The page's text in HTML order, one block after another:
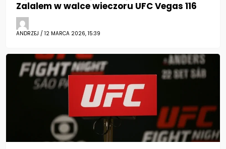
Zalalem w walce wieczoru UFC Vegas 116
ANDRZEJ / 12 MARCA 2026, 15:39